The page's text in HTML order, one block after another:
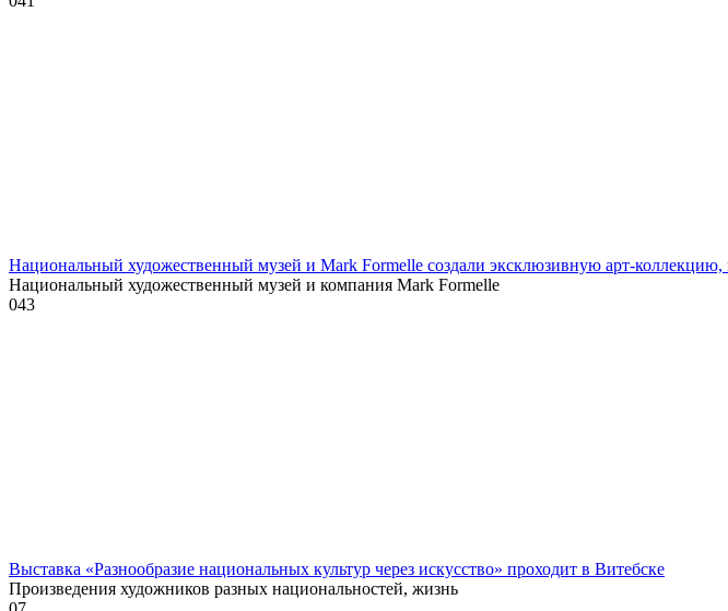
Национальный художественный музей и Mark Formelle создали эксклюзивную арт-
Национальный художественный музей и компания Mark Formelle
043
Выставка «Разнообразие национальных культур через искусство» проходит в Витебске
Произведения художников разных национальностей, жизнь